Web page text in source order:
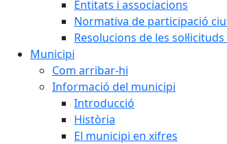
Entitats i associacions
Normativa de participació
Resolucions de les
Municipi
Com arribar-hi
Informació del municipi
Introducció
Història
El municipi en xifres